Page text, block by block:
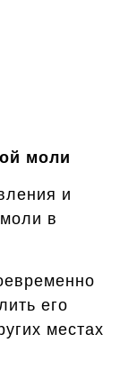
моли
и
в
его
местах